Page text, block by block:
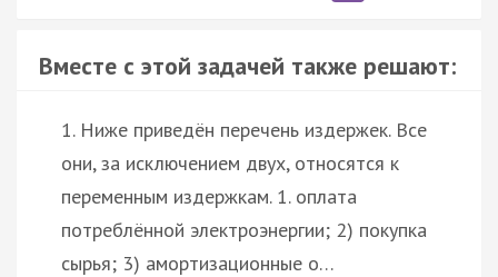
Вместе с этой задачей также решают:
1. Ниже приведён перечень издержек. Все
они, за исключением двух, относятся к
переменным издержкам. 1. оплата
потреблённой электроэнергии; 2) покупка
сырья; 3) амортизационные о…